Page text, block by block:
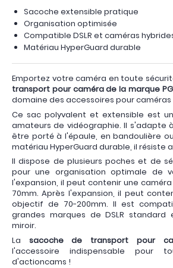
Sacoche extensible pratique
Organisation optimisée
Compatible DSLR et caméras
Matériau HyperGuard durable
Emportez votre caméra en toute
transport pour caméra de la marque
domaine des accessoires pour
Ce sac polyvalent et extensible est
amateurs de vidéographie. Il s'adapte
être porté à l'épaule, en bandoulière
matériau HyperGuard durable, il résiste
Il dispose de plusieurs poches et de
pour une organisation optimale de
l'expansion, il peut contenir une
70mm. Après l'expansion, il peut
objectif de 70-200mm. Il est
grandes marques de DSLR
miroir.
La sacoche de transport pour
l'accessoire indispensable pour
d'actioncams !